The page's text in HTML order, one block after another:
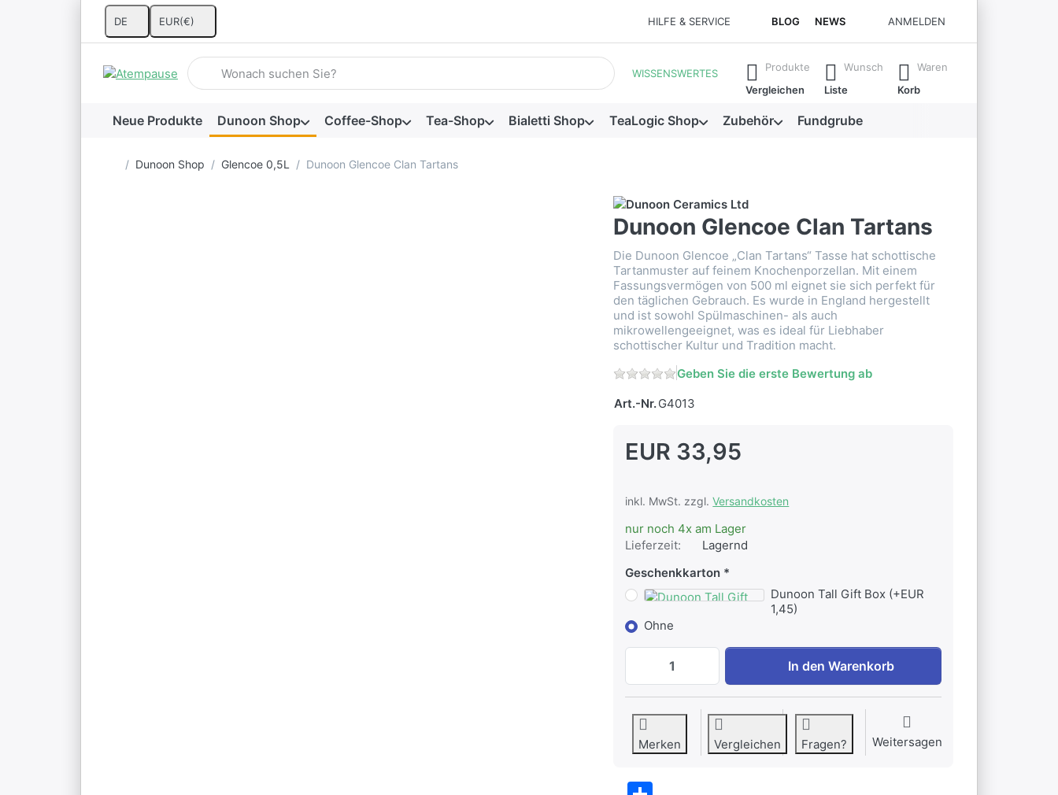
DE EUR(€) HILFE & SERVICE BLOG NEWS ANMELDEN
Geben Sie einen Suchbegriff ein. Während Sie tippen, erscheinen automatisch erste Ergebnisse. Drücken Sie die Eingabetaste, um alle Ergebnisse
WISSENSWERTES
Produkte
Vergleichen
Wunsch
Liste
Waren
Korb
Neue Produkte Dunoon Shop Coffee-Shop Tea-Shop Bialetti Shop TeaLogic Shop Zubehör Fundgrube
Startseite
Dunoon Shop Glencoe 0,5L Dunoon Glencoe Clan Tartans
Dunoon Glencoe Clan Tartans
Die Dunoon Glencoe „Clan Tartans“ Tasse hat schottische
Tartanmuster auf feinem Knochenporzellan. Mit einem
Fassungsvermögen von 500 ml eignet sie sich perfekt für
den täglichen Gebrauch. Es wurde in England hergestellt
und ist sowohl Spülmaschinen- als auch
mikrowellengeeignet, was es ideal für Liebhaber
schottischer Kultur und Tradition macht.
Geben Sie die erste Bewertung ab
Art.-Nr.G4013
EUR 33,95
inkl. MwSt. zzgl.Versandkosten
nur noch 4x am Lager
Lieferzeit:
Lagernd
Geschenkkarton
Dunoon Tall Gift Box (+EUR
1,45)
Ohne
Dunoon Glencoe Clan Tartans zu EUR 33,95, Menge 1.
In den Warenkorb
Merken Vergleichen Fragen? Weitersagen